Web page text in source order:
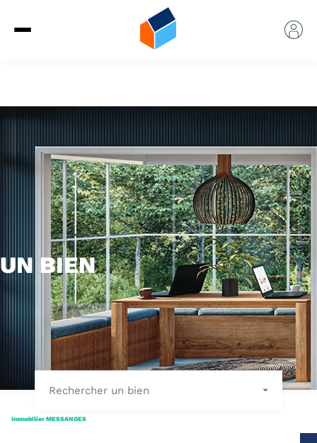
UN BIEN
Rechercher un bien
Immobilier MESSANGES